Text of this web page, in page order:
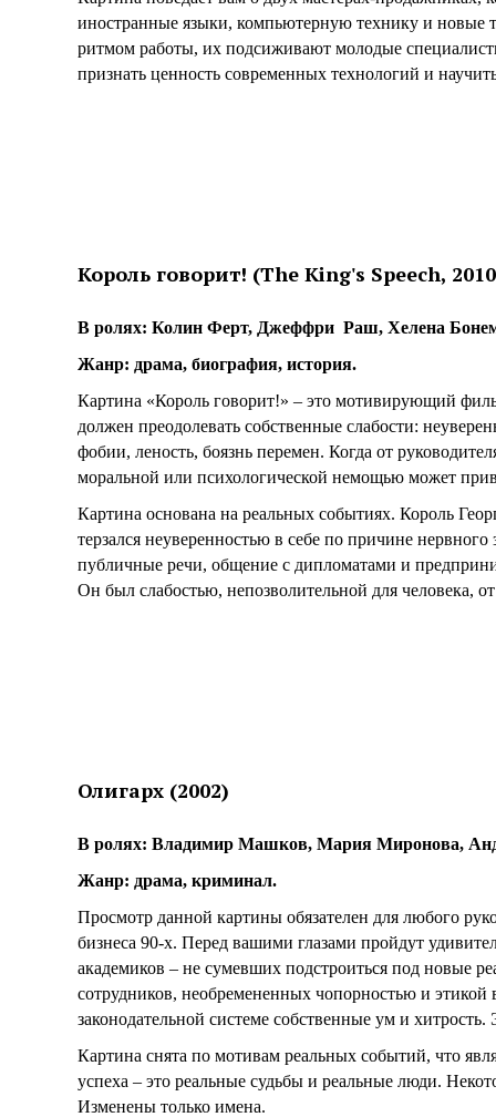
иностранные языки, компьютерную технику и новые
ритмом работы, их подсиживают молодые
признать ценность современных технологий и
Король говорит! (The King's Speech,
В ролях: Колин Ферт, Джеффри Раш, Хелена
Жанр: драма, биография, история.
Картина «Король говорит!» – это мотивирующий
должен преодолевать собственные слабости:
фобии, леность, боязнь перемен. Когда от
моральной или психологической немощью может
Картина основана на реальных событиях. Король
терзался неуверенностью в себе по причине
публичные речи, общение с дипломатами и
Он был слабостью, непозволительной для человека,
Олигарх (2002)
В ролях: Владимир Машков, Мария Миронова,
Жанр: драма, криминал.
Просмотр данной картины обязателен для любого
бизнеса 90-х. Перед вашими глазами пройдут
академиков – не сумевших подстроиться под новые
сотрудников, необремененных чопорностью и
законодательной системе собственные ум и
Картина снята по мотивам реальных событий, что
успеха – это реальные судьбы и реальные люди.
Изменены только имена.